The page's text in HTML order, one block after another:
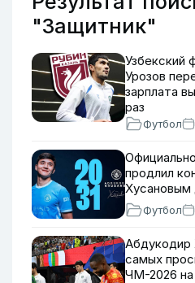
"Защитник"
Узбекский
Урозов
зарплата
раз
Футбол
продлил
Хусановым
Футбол
Абдукодир
самых
ЧМ-2026